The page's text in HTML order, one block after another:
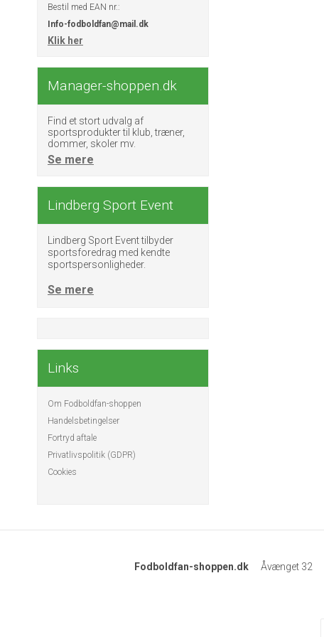
Bestil med EAN nr.:
Info-fodboldfan@mail.dk
Klik her
Manager-shoppen.dk
Find et stort udvalg af
sportsprodukter til klub, træner,
dommer, skoler mv.
Se mere
Lindberg Sport Event
Lindberg Sport Event tilbyder
sportsforedrag med kendte
sportspersonligheder.
Se mere
Links
Om Fodboldfan-shoppen
Handelsbetingelser
Fortryd aftale
Privatlivspolitik (GDPR)
Cookies
Fodboldfan-shoppen.dk Åvænget 32